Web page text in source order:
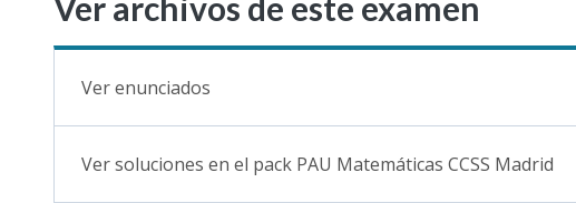
Ver enunciados
Ver soluciones en el pack PAU Matemáticas CCSS Madrid